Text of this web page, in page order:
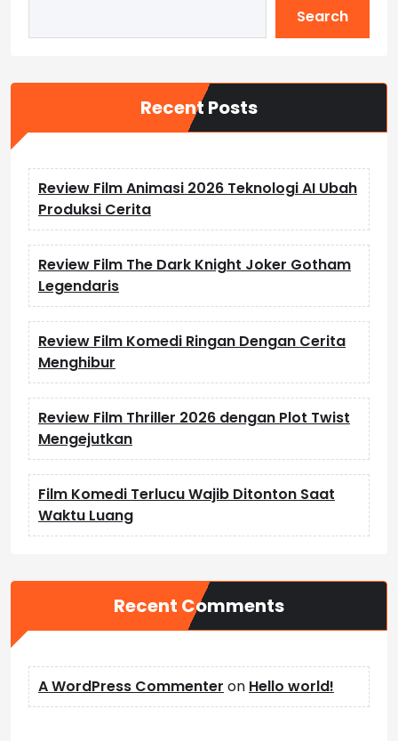
Search
Recent Posts
Review Film Animasi 2026 Teknologi AI Ubah
Produksi Cerita
Review Film The Dark Knight Joker Gotham
Legendaris
Review Film Komedi Ringan Dengan Cerita
Menghibur
Review Film Thriller 2026 dengan Plot Twist
Mengejutkan
Film Komedi Terlucu Wajib Ditonton Saat
Waktu Luang
Recent Comments
A WordPress Commenter on Hello world!